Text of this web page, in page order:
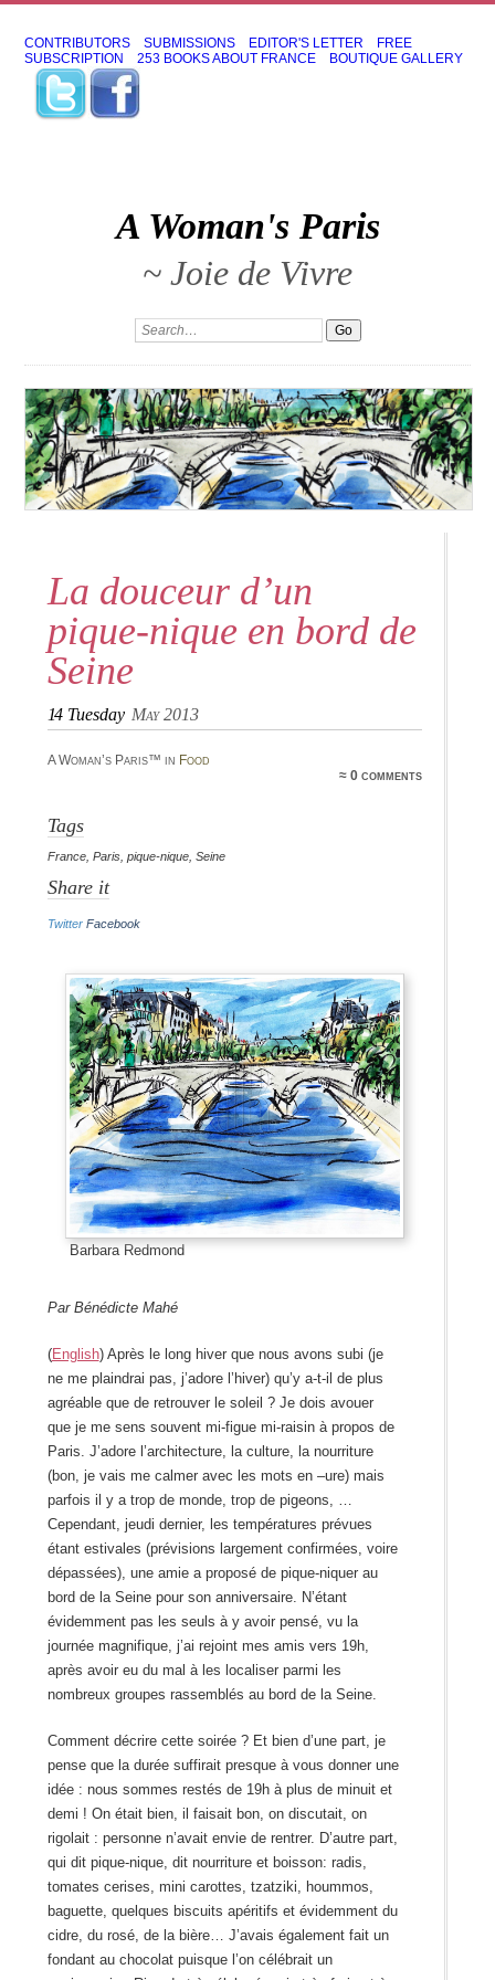
CONTRIBUTORS SUBMISSIONS EDITOR'S LETTER
FREE
SUBSCRIPTION
253 BOOKS ABOUT FRANCE BOUTIQUE GALLERY
A Woman's Paris
~ Joie de Vivre
La douceur d’un
pique-nique en bord de
Seine
14 Tuesday May 2013
A Woman’s Paris™ in Food
≈ 0 comments
Tags
France, Paris, pique-nique, Seine
Share it
Twitter Facebook
Barbara Redmond
Par Bénédicte Mahé
(English) Après le long hiver que nous avons subi (je
ne me plaindrai pas, j’adore l’hiver) qu’y a-t-il de plus
agréable que de retrouver le soleil ? Je dois avouer
que je me sens souvent mi-figue mi-raisin à propos de
Paris. J’adore l’architecture, la culture, la nourriture
(bon, je vais me calmer avec les mots en –ure) mais
parfois il y a trop de monde, trop de pigeons, …
Cependant, jeudi dernier, les températures prévues
étant estivales (prévisions largement confirmées, voire
dépassées), une amie a proposé de pique-niquer au
bord de la Seine pour son anniversaire. N’étant
évidemment pas les seuls à y avoir pensé, vu la
journée magnifique, j’ai rejoint mes amis vers 19h,
après avoir eu du mal à les localiser parmi les
nombreux groupes rassemblés au bord de la Seine.
Comment décrire cette soirée ? Et bien d’une part, je
pense que la durée suffirait presque à vous donner une
idée : nous sommes restés de 19h à plus de minuit et
demi ! On était bien, il faisait bon, on discutait, on
rigolait : personne n’avait envie de rentrer. D’autre part,
qui dit pique-nique, dit nourriture et boisson: radis,
tomates cerises, mini carottes, tzatziki, hoummos,
baguette, quelques biscuits apéritifs et évidemment du
cidre, du rosé, de la bière… J’avais également fait un
fondant au chocolat puisque l’on célébrait un